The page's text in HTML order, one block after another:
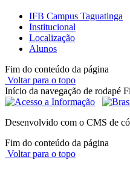
IFB Campus Taguatinga
Institucional
Localização
Alunos
Fim do conteúdo da página
Voltar para o topo
Início da navegação de rodapé
Desenvolvido com o CMS de
Fim do conteúdo da página
Voltar para o topo